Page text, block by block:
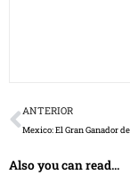
Prev
ANTERIOR
Also you can read...